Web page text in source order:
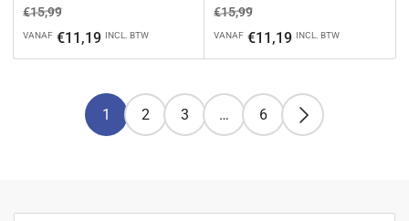
Normale
prijs
€15,99Aanbiedingsprijs
VANAF €11,19 INCL. BTW
Normale
prijs
€15,99Aanbiedingsprijs
VANAF €11,19 INCL. BTW
1 2 3 … 6